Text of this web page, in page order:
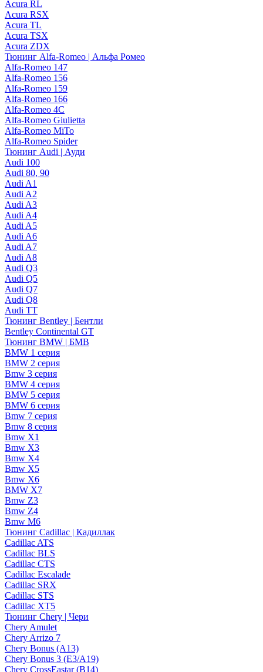
Acura RL
Acura RSX
Acura TL
Acura TSX
Acura ZDX
Тюнинг Alfa-Romeo | Альфа Ромео
Alfa-Romeo 147
Alfa-Romeo 156
Alfa-Romeo 159
Alfa-Romeo 166
Alfa-Romeo 4C
Alfa-Romeo Giulietta
Alfa-Romeo MiTo
Alfa-Romeo Spider
Тюнинг Audi | Ауди
Audi 100
Audi 80, 90
Audi A1
Audi A2
Audi A3
Audi A4
Audi A5
Audi A6
Audi A7
Audi A8
Audi Q3
Audi Q5
Audi Q7
Audi Q8
Audi TT
Тюнинг Bentley | Бентли
Bentley Continental GT
Тюнинг BMW | БМВ
BMW 1 серия
BMW 2 серия
Bmw 3 серия
BMW 4 серия
BMW 5 серия
BMW 6 серия
Bmw 7 серия
Bmw 8 серия
Bmw X1
Bmw X3
Bmw X4
Bmw X5
Bmw X6
BMW X7
Bmw Z3
Bmw Z4
Bmw М6
Тюнинг Cadillac | Кадиллак
Cadillac ATS
Cadillac BLS
Cadillac CTS
Cadillac Escalade
Cadillac SRX
Cadillac STS
Cadillac XT5
Тюнинг Chery | Чери
Chery Amulet
Chery Arrizo 7
Chery Bonus (A13)
Chery Bonus 3 (E3/A19)
Chery CrossEastar (B14)